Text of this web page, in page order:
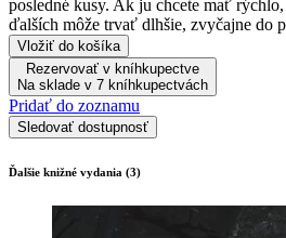
posledné kusy. Ak ju chcete mať
ďalších môže trvať dlhšie, zvyčajne do
Vložiť do košíka
Rezervovať v kníhkupectve
Na sklade v 7 kníhkupectvách
Pridať do zoznamu
Sledovať dostupnosť
Ďalšie knižné vydania (3)